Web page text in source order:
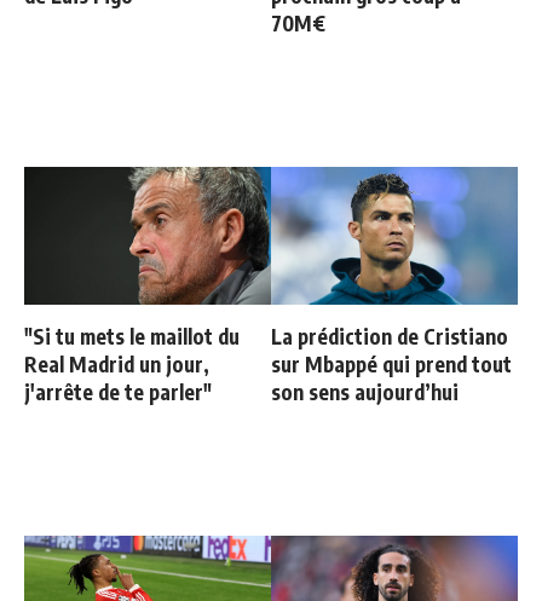
70M€
"Si tu mets le maillot du
Real Madrid un jour,
j'arrête de te parler"
La prédiction de Cristiano
sur Mbappé qui prend tout
son sens aujourd’hui